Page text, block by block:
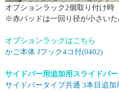
オプションラック2個取り付け時
※赤パッドは一回り径が小さいた
オプションラックはこちら
かご本体 Jフック4コ付(0402)
サイドバー用追加用スライドバ
サイドバータイプ共通 3本目追